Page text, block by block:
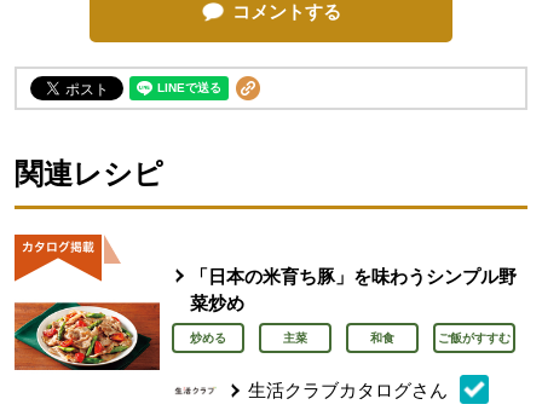
コメントする
関連レシピ
「日本の米育ち豚」を味わうシンプル野
菜炒め
炒める 主菜 和食 ご飯がすすむ
生活クラブカタログさん